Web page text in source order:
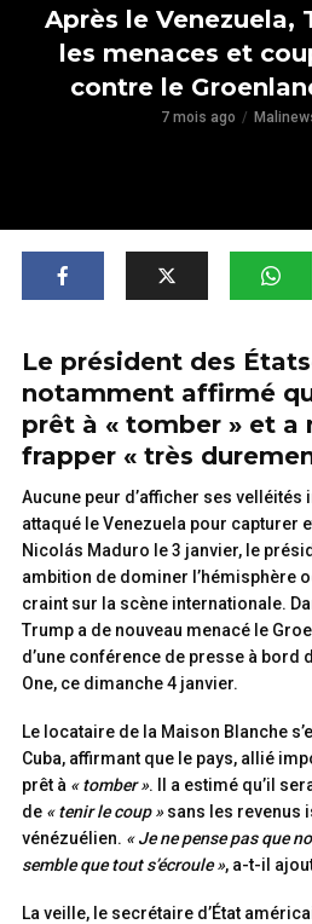
Après le
les menaces et
contre le
7 mois ago
Le président des
notamment affirmé
prêt à « tomber » et a
frapper « très
Aucune peur d’afficher ses
attaqué le Venezuela pour capturer
Nicolás Maduro le 3 janvier, le
ambition de dominer l’hémisphère
craint sur la scène internationale.
Trump a de nouveau menacé le
d’une conférence de presse à bord
One, ce dimanche 4 janvier.
Le locataire de la Maison Blanche
Cuba, affirmant que le pays, allié
prêt à « tomber ». Il a estimé qu’il
de « tenir le coup » sans les revenus
vénézuélien. « Je ne pense pas que
semble que tout s’écroule », a-t-il
La veille, le secrétaire d’État